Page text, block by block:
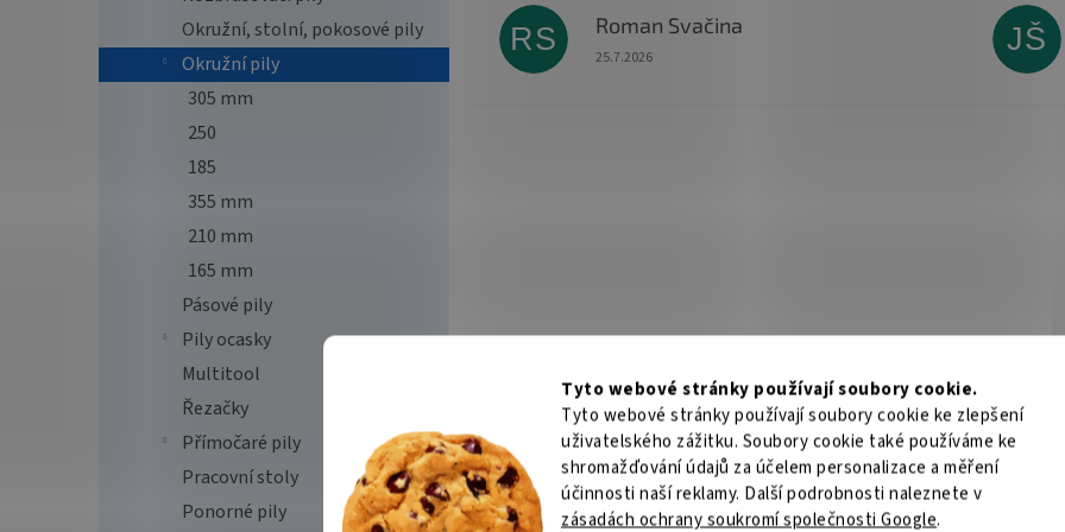
Tyto webové stránky používají soubory cookie.
Tyto webové stránky používají soubory cookie ke zlepšení
uživatelského zážitku. Soubory cookie také používáme ke
shromažďování údajů za účelem personalizace a měření
účinnosti naší reklamy. Další podrobnosti naleznete v
zásadách ochrany soukromí společnosti Google.
Okružní, stolní, pokosové pily
Okružní pily
305 mm
250
185
355 mm
210 mm
165 mm
Pásové pily
Pily ocasky
Multitool
Řezačky
Přímočaré pily
Pracovní stoly
Ponorné pily
RS Roman Svačina
Hodnocení obchodu je 5 z 5 hvězdiček.
25.7.2026
JŠ